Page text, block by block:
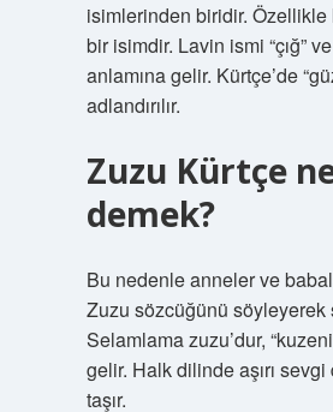
isimlerinden biridir. Özellikle
bir isimdir. Lavin ismi “çığ”
anlamına gelir. Kürtçe’de
adlandırılır.
Zuzu Kürtçe
demek?
Bu nedenle anneler ve
Zuzu sözcüğünü söyleyerek
Selamlama zuzu’dur,
gelir. Halk dilinde aşırı
taşır.